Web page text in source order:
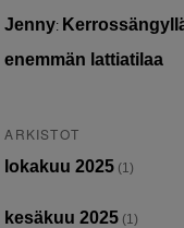
Jenny:
enemmän lattiatilaa
ARKISTOT
lokakuu 2025 (1)
kesäkuu 2025 (1)